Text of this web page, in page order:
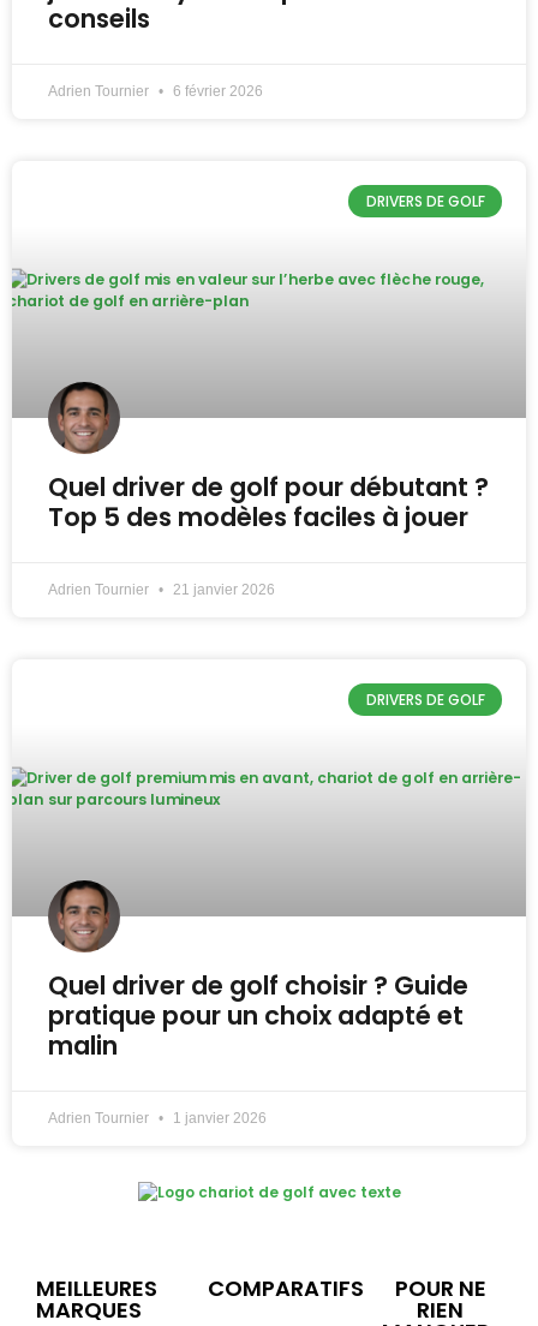
conseils
Adrien Tournier 6 février 2026
DRIVERS DE GOLF
Quel driver de golf pour débutant ?
Top 5 des modèles faciles à jouer
Adrien Tournier 21 janvier 2026
DRIVERS DE GOLF
Quel driver de golf choisir ? Guide
pratique pour un choix adapté et
malin
Adrien Tournier 1 janvier 2026
MEILLEURES
MARQUES
COMPARATIFS POUR NE
RIEN